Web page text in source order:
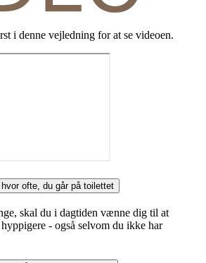
i denne vejledning for at se videoen.
ofte, du går på toilettet
skal du i dagtiden vænne dig til at
- også selvom du ikke har